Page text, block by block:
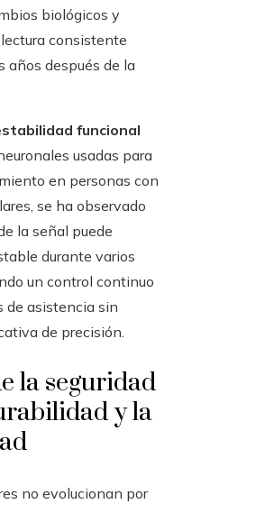
biológicos y
consistente
años después de la
funcional
usadas para
en personas con
se ha observado
la señal puede
durante varios
un control continuo
de asistencia sin
de precisión.
la seguridad
y la
no evolucionan por